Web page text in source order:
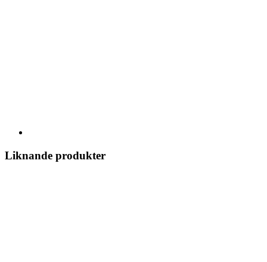
Liknande produkter